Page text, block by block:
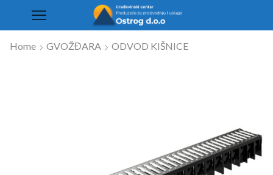
Home GVOŽĐARA ODVOD KIŠNICE